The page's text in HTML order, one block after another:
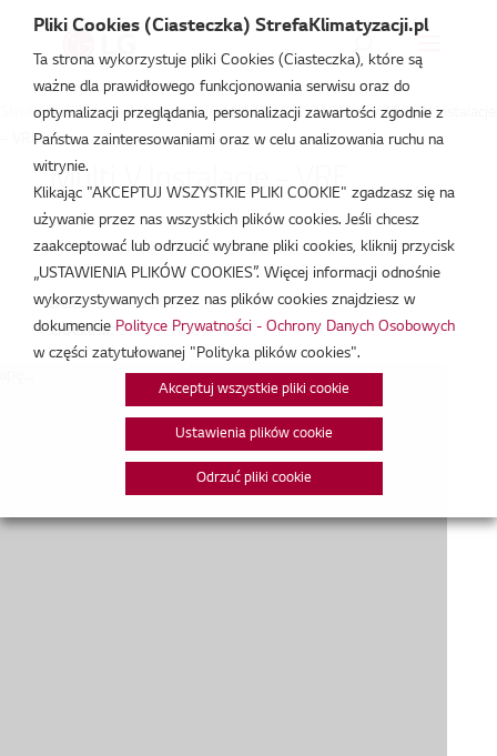
Strefa Klimatyzacji /Wydarzenia/MULTI V INSTALACJE/Multi V Instalacje
– VRF
Multi V Instalacje – VRF
lip 29, 2026
Data:29/07/2026
Godzina: 9:00 - 16:00
Pliki Cookies (Ciasteczka) StrefaKlimatyzacji.pl
Ta strona wykorzystuje pliki Cookies (Ciasteczka), które są
ważne dla prawidłowego funkcjonowania serwisu oraz do
optymalizacji przeglądania, personalizacji zawartości zgodnie z
Państwa zainteresowaniami oraz w celu analizowania ruchu na
witrynie.
Klikając "AKCEPTUJ WSZYSTKIE PLIKI COOKIE" zgadzasz się na
używanie przez nas wszystkich plików cookies. Jeśli chcesz
zaakceptować lub odrzucić wybrane pliki cookies, kliknij przycisk
„USTAWIENIA PLIKÓW COOKIES”. Więcej informacji odnośnie
wykorzystywanych przez nas plików cookies znajdziesz w
dokumencie Polityce Prywatności - Ochrony Danych Osobowych
w części zatytułowanej "Polityka plików cookies".
Akceptuj wszystkie pliki cookie
Ustawienia plików cookie
Odrzuć pliki cookie